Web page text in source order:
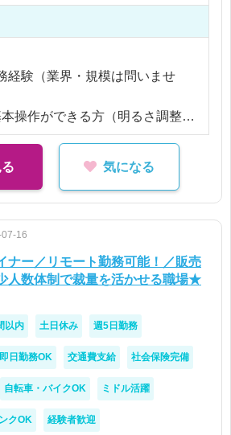
せんが、お客様とコミュニケー
あります。
ション＞
当者間の情報共有
1名（50代女性）
があると活かせます。
。
経験（業界・規模は問いませ
本操作ができる方（明るさ調整・
紙媒体に携わったことがある方
る」「DTPは補助レベル」とい
だけます。
気になる
16
ナー／リモート勤務可能！／販売
人数体制で裁量を活かせる職場★
以内 土日休み 週5日勤務
即日勤務OK 交通費支給 社会保険完備
自転車・バイクOK ミドル活躍
クOK 経験者歓迎